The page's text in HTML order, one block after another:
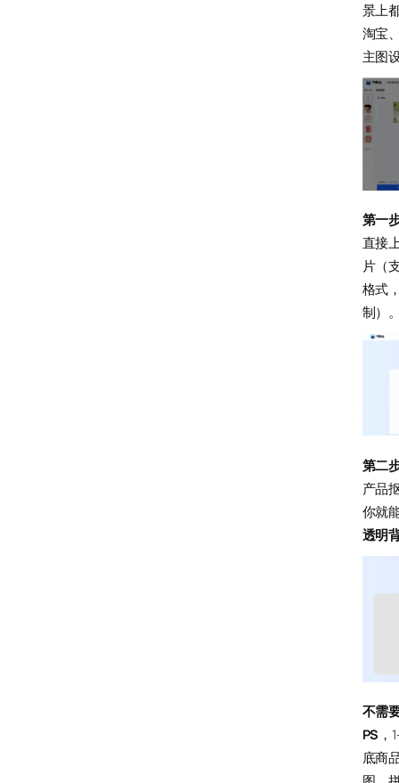
景上
淘宝
主图
第一
直接
片（
格式
制）
第二
产品
你就
透明
不需
PS
底商